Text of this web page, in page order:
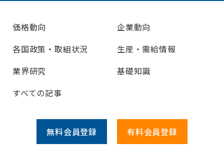
価格動向
企業動向
各国政策・取組状況
生産・需給情報
業界研究
基礎知識
すべての記事
無料会員登録 有料会員登録